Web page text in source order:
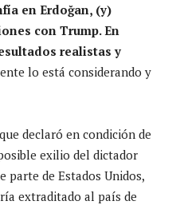
en Erdoğan, (y)
con Trump. En
realistas y
lo está considerando y
declaró en condición de
exilio del dictador
parte de Estados Unidos,
extraditado al país de